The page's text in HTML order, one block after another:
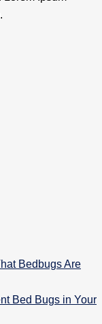
Bedbugs Are
Bed Bugs in Your